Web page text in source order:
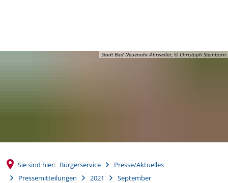
Stadt Bad Neuenahr-Ahrweiler, © Christoph Steinborn
Sie sind hier: Bürgerservice
Presse/Aktuelles
Pressemitteilungen
2021
September